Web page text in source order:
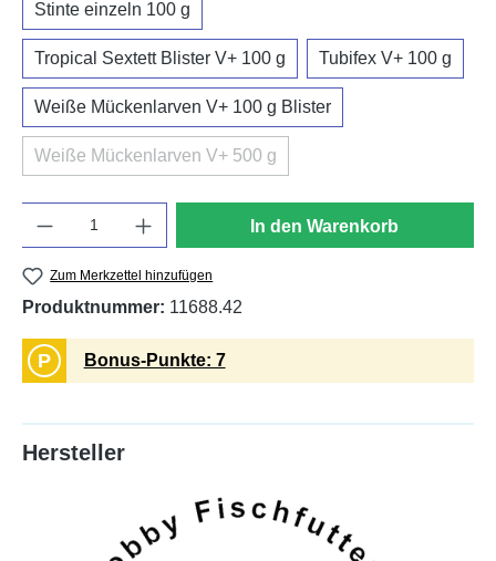
Stinte einzeln 100 g
Tropical Sextett Blister V+ 100 g Tubifex V+ 100 g
Weiße Mückenlarven V+ 100 g Blister
Weiße Mückenlarven V+ 500 g
(Diese Option ist zurzeit nicht verfügbar.)
In den Warenkorb
Zum Merkzettel hinzufügen
Produktnummer: 11688.42
P Bonus-Punkte: 7
Hersteller